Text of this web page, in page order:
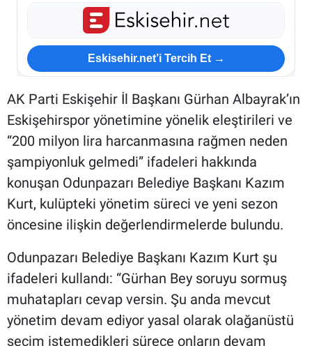
Eskisehir.net’i Tercih Et →
AK Parti Eskişehir İl Başkanı Gürhan Albayrak’ın
Eskişehirspor yönetimine yönelik eleştirileri ve
“200 milyon lira harcanmasına rağmen neden
şampiyonluk gelmedi” ifadeleri hakkında
konuşan Odunpazarı Belediye Başkanı Kazım
Kurt, kulüpteki yönetim süreci ve yeni sezon
öncesine ilişkin değerlendirmelerde bulundu.
Odunpazarı Belediye Başkanı Kazım Kurt şu
ifadeleri kullandı: “Gürhan Bey soruyu sormuş
muhatapları cevap versin. Şu anda mevcut
yönetim devam ediyor yasal olarak olağanüstü
seçim istemedikleri sürece onların devam
Eskişehir Otobüs Saatleri